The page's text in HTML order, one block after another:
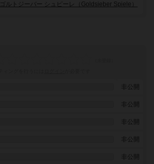
ゴルトジーバー シュピーレ（Goldsieber Spiele）
非公開
非公開
非公開
非公開
非公開